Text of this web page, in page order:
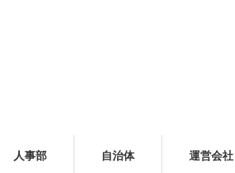
人事部 自治体 運営会社